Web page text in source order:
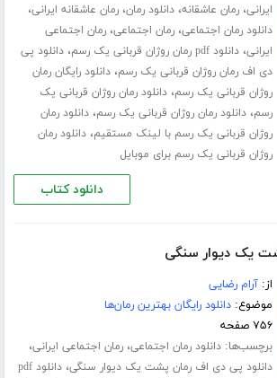
ایرانی،رمان عاشقانه،دانلود رمان،رمان عاشقانه ایرانی،
دانلود رمان اجتماعی،رمان اجتماعی،رمان اجتماعی
ایرانی،دانلود pdf رمان روژان قربانی یک رسم ،دانلود پی
دی اف رمان روژان قربانی یک رسم،دانلود رایگان رمان
روژان قربانی یک رسم،دانلود رمان روژان قربانی یک
رسم،دانلود رمان روژان قربانی یک رسم،دانلود رمان
روژان قربانی یک رسم با لینک مستقیم،دانلود رمان
روژان قربانی یک رسم برای موبایل
دانلود کتاب
یک دیوار سنگی
از:آرام رضایی
موضوع:دانلود رایگان بهترین رمان‌ها
۷۵۶ صفحه
برچسب‌ها:دانلود رمان اجتماعی،رمان اجتماعی ایرانی،
دانلود پی دی اف رمان پشت یک دیوار سنگی،
دانلود pdf